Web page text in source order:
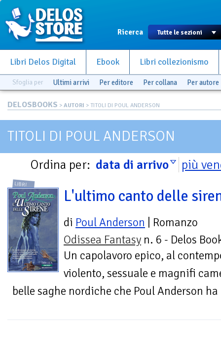
Ricerca
Libri Delos Digital Ebook Libri collezionismo
Sfoglia per Ultimi arrivi Per editore Per collana Per autore
DELOSBOOKS > AUTORI > TITOLI DI POUL ANDERSON
TITOLI DI POUL ANDERSON
Ordina per: data di arrivo più
LIBRI
L'ultimo canto delle
di Poul Anderson | Romanzo
Odissea Fantasy n. 6 - Delos
Un capolavoro epico, al
violento, sessuale e magnifi
belle saghe nordiche che Poul Anderson